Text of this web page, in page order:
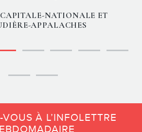
NATIONALE ET
APPALACHES
À L’INFOLETTRE